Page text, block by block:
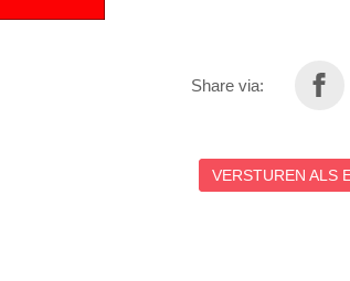
Share via:
VERSTUREN ALS